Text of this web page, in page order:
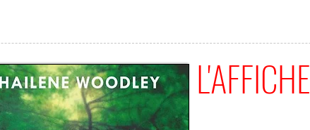
L'AFFICHE